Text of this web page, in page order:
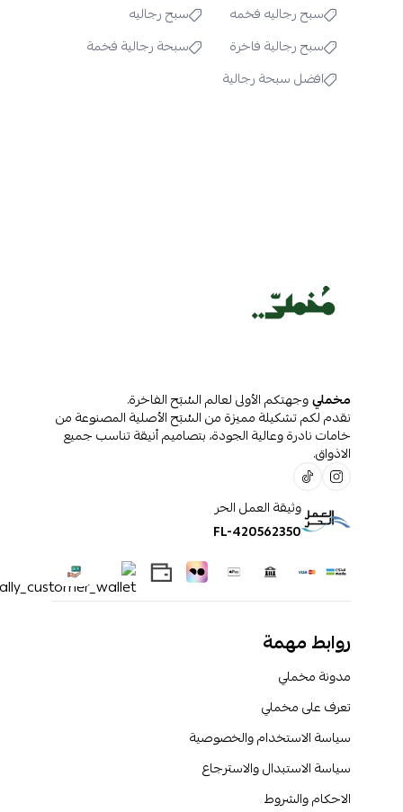
سبح رجاليه فخمه
سبح رجاليه
سبح رجالية فاخرة
سبحة رجالية فخمة
افضل سبحة رجالية
مخمليوجهتكم الأولى لعالم السُبَح الفاخرة.
نقدم لكم تشكيلة مميزة من السُبَح الأصلية المصنوعة من
خامات نادرة وعالية الجودة، بتصاميم أنيقة تناسب جميع
الاذواق.
وثيقة العمل الحر
FL-420562350
روابط مهمة
مدونة مخملي
تعرف على مخملي
سياسة الاستخدام والخصوصية
سياسة الاستبدال والاسترجاع
الاحكام والشروط